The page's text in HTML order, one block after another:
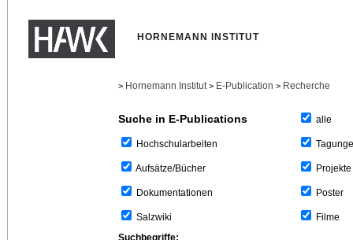
HORNEMANN INSTITUT
> Hornemann Institut > E-Publication > Recherche
Suche in E-Publications
Hochschularbeiten
Aufsätze/Bücher
Dokumentationen
Salzwiki
alle
Projekte
Poster
Filme